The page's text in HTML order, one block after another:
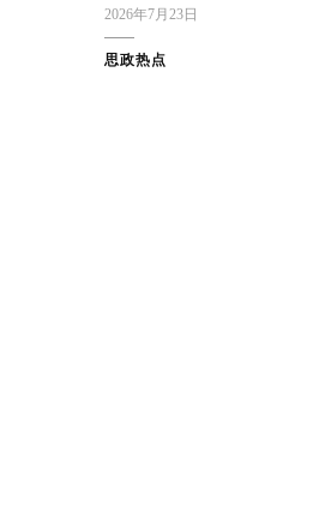
2026年7月23日
思政热点